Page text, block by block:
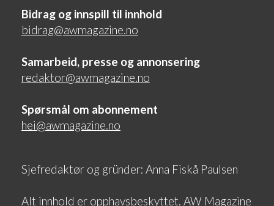
Bidrag og innspill til innhold
bidrag@awmagazine.no
Samarbeid, presse og annonsering
redaktor@awmagazine.no
Spørsmål om abonnement
hei@awmagazine.no
Sjefredaktør og gründer: Anna Fiskå Paulsen
Alt innhold er opphavsbeskyttet. AW Magazine